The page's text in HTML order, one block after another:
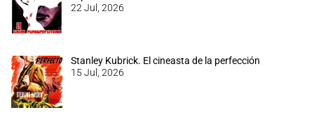
22 Jul, 2026
Stanley Kubrick. El cineasta de la perfección
15 Jul, 2026